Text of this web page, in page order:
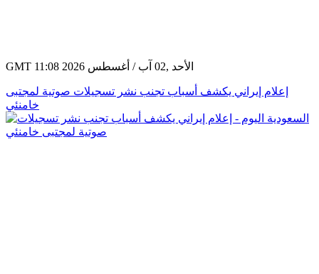
GMT 11:08 2026 الأحد ,02 آب / أغسطس
إعلام إيراني يكشف أسباب تجنب نشر تسجيلات صوتية لمجتبى
خامنئي